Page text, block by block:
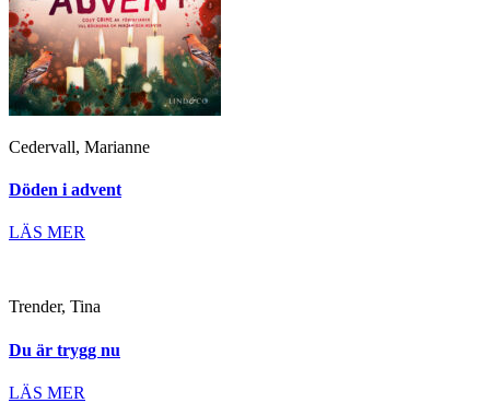
Cedervall, Marianne
Döden i advent
LÄS MER
Trender, Tina
Du är trygg nu
LÄS MER